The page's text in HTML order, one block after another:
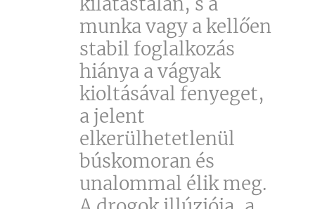
munka vagy a kellően
stabil foglalkozás
hiánya a vágyak
kioltásával fenyeget,
a jelent
elkerülhetetlenül
búskomoran és
unalommal élik meg.